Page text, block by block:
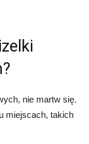
nie martw się.
miejscach, takich